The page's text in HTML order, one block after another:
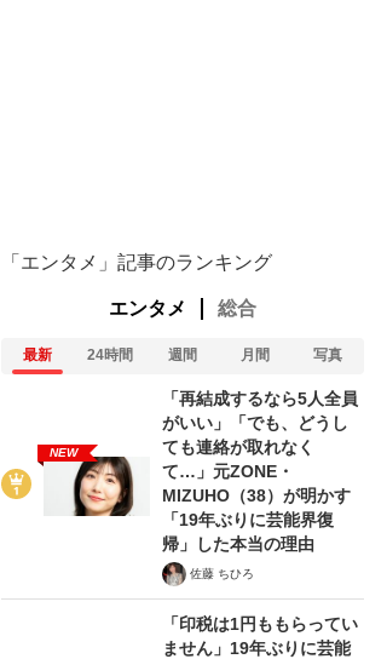
「エンタメ」記事のランキング
エンタメ 総合
最新 24時間 週間 月間 写真
NEW
「再結成するなら5人全員
がいい」「でも、どうし
ても連絡が取れなく
て…」元ZONE・
MIZUHO（38）が明かす
「19年ぶりに芸能界復
帰」した本当の理由
佐藤 ちひろ
「印税は1円ももらってい
ません」19年ぶりに芸能